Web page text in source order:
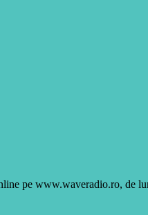
pe www.waveradio.ro, de